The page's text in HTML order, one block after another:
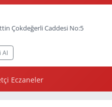
Çokdeğerli Caddesi No:5
Al
Eczaneler